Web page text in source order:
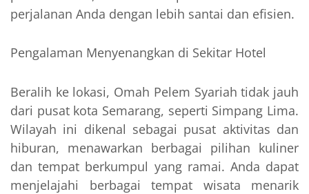
perjalanan Anda dengan lebih santai dan efisien.
Pengalaman Menyenangkan di Sekitar Hotel
Beralih ke lokasi, Omah Pelem Syariah tidak jauh
dari pusat kota Semarang, seperti Simpang Lima.
Wilayah ini dikenal sebagai pusat aktivitas dan
hiburan, menawarkan berbagai pilihan kuliner
dan tempat berkumpul yang ramai. Anda dapat
menjelajahi berbagai tempat wisata menarik